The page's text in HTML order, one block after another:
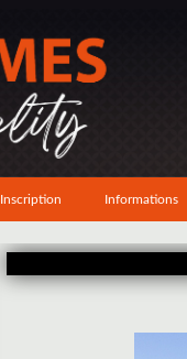
Inscription Informations